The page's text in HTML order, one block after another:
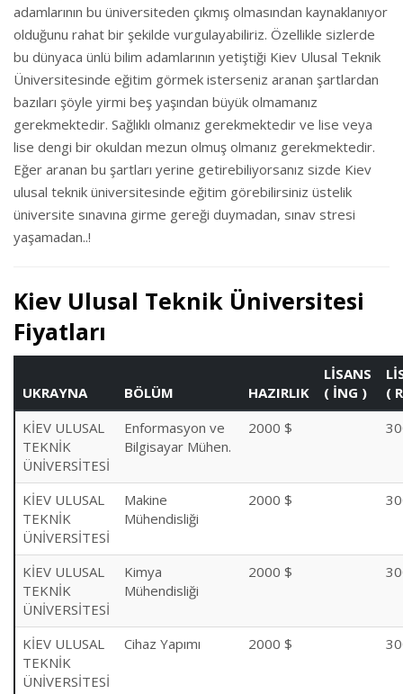
adamlarının bu üniversiteden çıkmış olmasından kaynaklanıyor
olduğunu rahat bir şekilde vurgulayabiliriz. Özellikle sizlerde
bu dünyaca ünlü bilim adamlarının yetiştiği Kiev Ulusal Teknik
Üniversitesinde eğitim görmek isterseniz aranan şartlardan
bazıları şöyle yirmi beş yaşından büyük olmamanız
gerekmektedir. Sağlıklı olmanız gerekmektedir ve lise veya
lise dengi bir okuldan mezun olmuş olmanız gerekmektedir.
Eğer aranan bu şartları yerine getirebiliyorsanız sizde Kiev
ulusal teknik üniversitesinde eğitim görebilirsiniz üstelik
üniversite sınavına girme gereği duymadan, sınav stresi
yaşamadan..!
Kiev Ulusal Teknik Üniversitesi
Fiyatları
UKRAYNA BÖLÜM HAZIRLIK
LİSANS
( İNG )
(
KİEV ULUSAL
TEKNİK
ÜNİVERSİTESİ
Enformasyon ve
Bilgisayar Mühen.
2000 $
KİEV ULUSAL
TEKNİK
ÜNİVERSİTESİ
Makine
Mühendisliği
2000 $
KİEV ULUSAL
TEKNİK
ÜNİVERSİTESİ
Kimya
Mühendisliği
2000 $
KİEV ULUSAL
TEKNİK
ÜNİVERSİTESİ
Cihaz Yapımı 2000 $